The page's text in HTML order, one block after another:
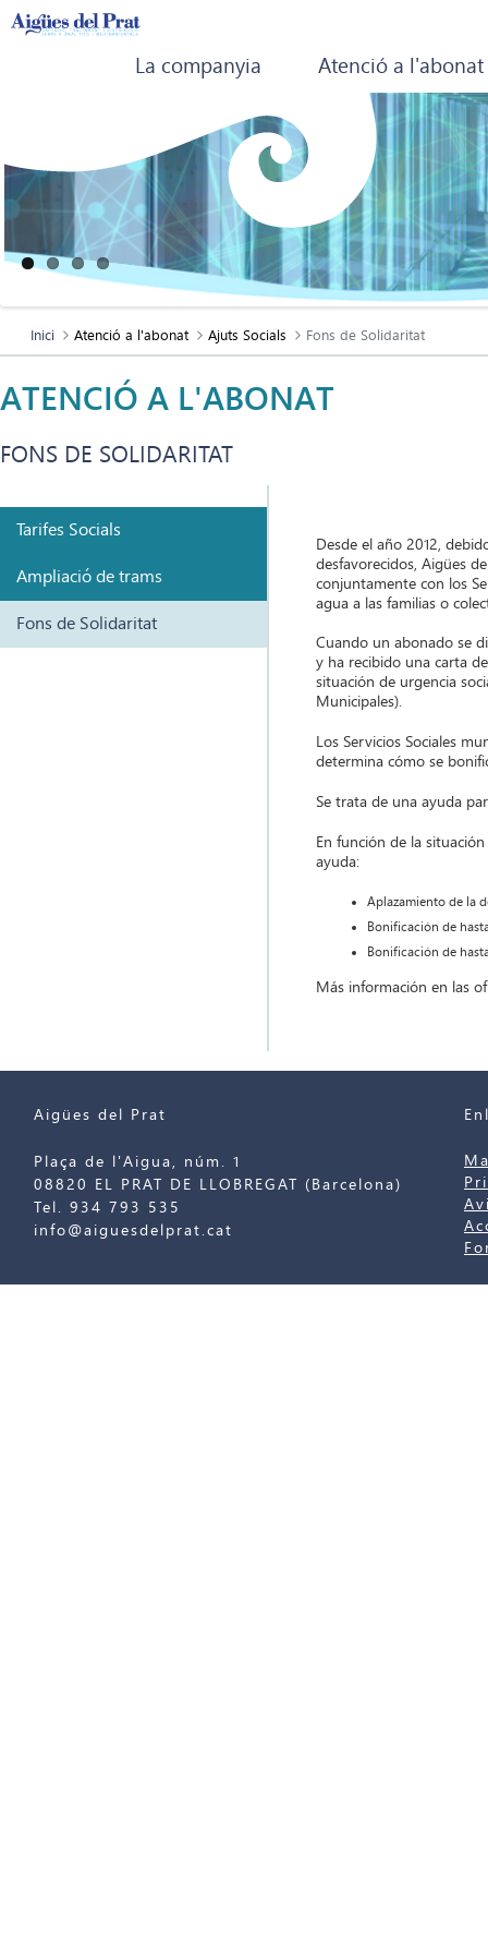
La companyia Atenció a l'abonat
Inici Atenció a l'abonat Ajuts Socials Fons de Solidaritat
ATENCIÓ A L'ABONAT
FONS DE SOLIDARITAT
Tarifes Socials
Ampliació de trams
Fons de Solidaritat
Desde el año 2012,
desfavorecidos, Aigües
conjuntamente con los
agua a las familias o
Cuando un abonado se
y ha recibido una carta
situación de urgencia
Municipales).
Los Servicios Sociales
determina cómo se
Se trata de una ayuda
En función de la
ayuda:
Aplazamiento de la
Bonificación de
Bonificación de
Más información en las
Aigües del Prat
Plaça de l'Aigua, núm. 1
08820 EL PRAT DE LLOBREGAT (Barcelona)
Tel. 934 793 535
info@aiguesdelprat.cat